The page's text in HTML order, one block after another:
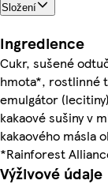
Složení
Ingredience
Cukr, sušené
hmota*, rostlinné
emulgátor
kakaové sušiny v
kakaového másla
*Rainforest
Výživové údaje